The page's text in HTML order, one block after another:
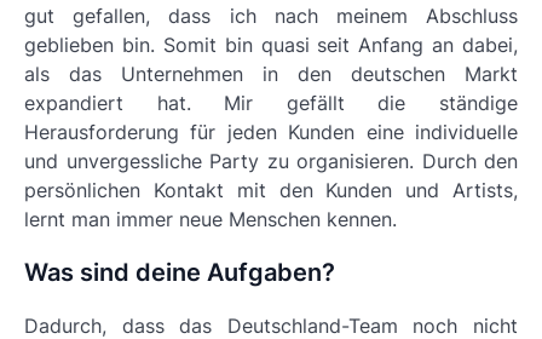
gut gefallen, dass ich nach meinem Abschluss
geblieben bin. Somit bin quasi seit Anfang an dabei,
als das Unternehmen in den deutschen Markt
expandiert hat. Mir gefällt die ständige
Herausforderung für jeden Kunden eine individuelle
und unvergessliche Party zu organisieren. Durch den
persönlichen Kontakt mit den Kunden und Artists,
lernt man immer neue Menschen kennen.
Was sind deine Aufgaben?
Dadurch, dass das Deutschland-Team noch nicht